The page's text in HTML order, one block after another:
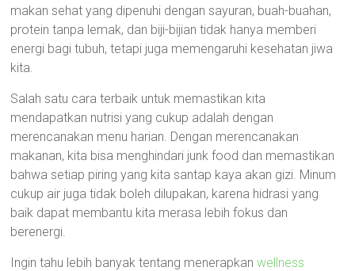
makan sehat yang dipenuhi dengan sayuran, buah-buahan,
protein tanpa lemak, dan biji-bijian tidak hanya memberi
energi bagi tubuh, tetapi juga memengaruhi kesehatan jiwa
kita.
Salah satu cara terbaik untuk memastikan kita
mendapatkan nutrisi yang cukup adalah dengan
merencanakan menu harian. Dengan merencanakan
makanan, kita bisa menghindari junk food dan memastikan
bahwa setiap piring yang kita santap kaya akan gizi. Minum
cukup air juga tidak boleh dilupakan, karena hidrasi yang
baik dapat membantu kita merasa lebih fokus dan
berenergi.
Ingin tahu lebih banyak tentang menerapkanwellness